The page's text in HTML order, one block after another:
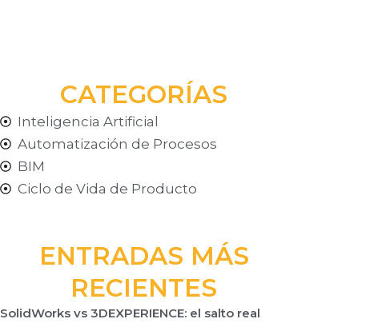
CATEGORÍAS
Inteligencia Artificial
Automatización de Procesos
BIM
Ciclo de Vida de Producto
ENTRADAS MÁS
RECIENTES
SolidWorks vs 3DEXPERIENCE: el salto real